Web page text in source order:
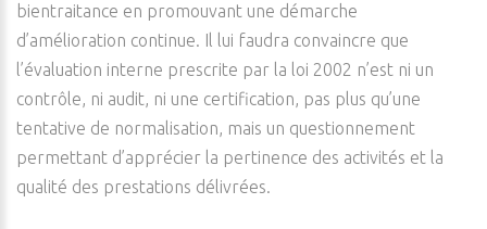
bientraitance en promouvant une démarche
d’amélioration continue. Il lui faudra convaincre que
l’évaluation interne prescrite par la loi 2002 n’est ni un
contrôle, ni audit, ni une certification, pas plus qu’une
tentative de normalisation, mais un questionnement
permettant d’apprécier la pertinence des activités et la
qualité des prestations délivrées.